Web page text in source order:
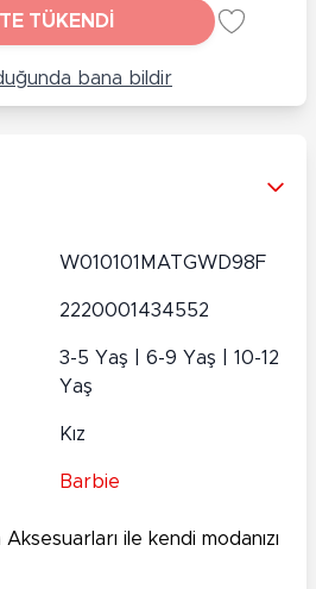
TÜKENDİ
bana bildir
W010101MATGWD98F
2220001434552
3-5 Yaş | 6-9 Yaş | 10-12
Yaş
Kız
Barbie
ile kendi modanızı